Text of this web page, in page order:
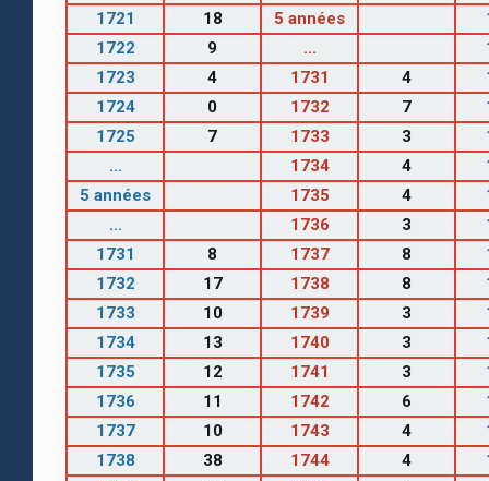
1721 18 5 années
1722
9 ...
1723
4 1731 4
1724
0 1732 7
1725
7 1733 3
...
1734 4
5 années
1735 4
...
1736 3
1731
8 1737 8
1732
17 1738 8
1733
10 1739 3
1734
13 1740 3
1735
12 1741 3
1736
11 1742 6
1737
10 1743 4
1738
38 1744 4